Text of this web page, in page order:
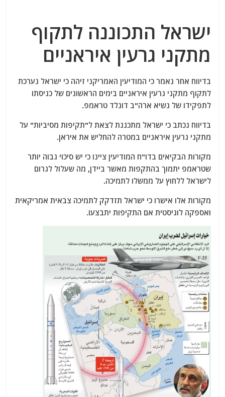
ישראל התכוננה לתקוף
מתקני גרעין איראניים
בדיווח אחר נאמר כי המודיעין האמריקני זיהה כי ישראל נערכת
לתקוף מתקני גרעין איראניים בימים הראשונים של כניסתו
לתפקידו של נשיא ארה"ב דונלד טראמפ.
בדיווח נכתב כי ישראל מתכננת לצאת ל"תקיפות מסיביות" על
מתקני גרעין איראניים במטרה להחליש את איראן.
מקורות הבקיאים בדו"ח המודיעין ציינו כי יש סיכוי גבוה יותר
שטראמפ יתמוך בהתקפות מאשר ביידן, מה שעלול לגרום
לישראל ללחוץ על ממשלו לתמיכה.
מקורות אלו אישרו כי ישראל תזדקק לתמיכה צבאית אמריקאית
ואספקה ​​לוגיסטית אם התקיפות יתבצעו.